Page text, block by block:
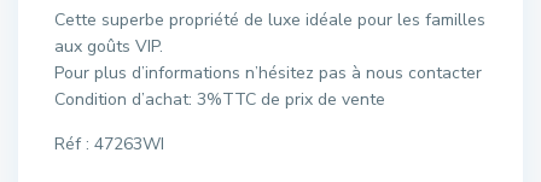
Cette superbe propriété de luxe idéale pour les familles
aux goûts VIP.
Pour plus d’informations n’hésitez pas à nous contacter
Condition d’achat: 3%TTC de prix de vente
Réf : 47263WI